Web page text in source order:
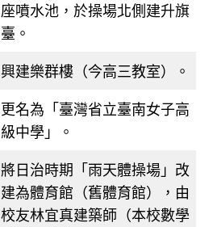
座噴水池，於操場北側建升旗
臺。
興建樂群樓（今高三教室）。
更名為「臺灣省立臺南女子高
級中學」。
將日治時期「雨天體操場」改
建為體育館（舊體育館），由
校友林宜真建築師（本校數學